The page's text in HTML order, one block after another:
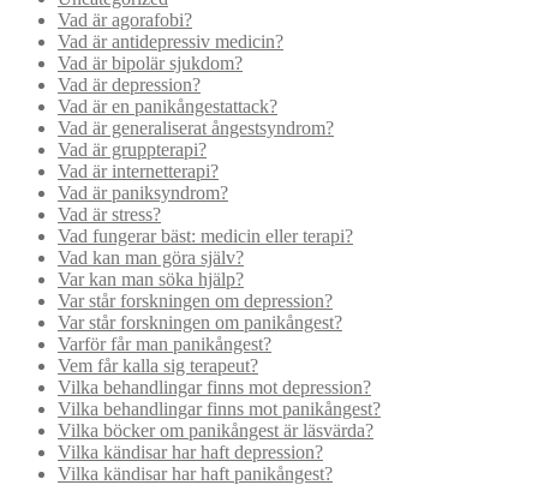
Vad är agorafobi?
Vad är antidepressiv medicin?
Vad är bipolär sjukdom?
Vad är depression?
Vad är en panikångestattack?
Vad är generaliserat ångestsyndrom?
Vad är gruppterapi?
Vad är internetterapi?
Vad är paniksyndrom?
Vad är stress?
Vad fungerar bäst: medicin eller terapi?
Vad kan man göra själv?
Var kan man söka hjälp?
Var står forskningen om depression?
Var står forskningen om panikångest?
Varför får man panikångest?
Vem får kalla sig terapeut?
Vilka behandlingar finns mot depression?
Vilka behandlingar finns mot panikångest?
Vilka böcker om panikångest är läsvärda?
Vilka kändisar har haft depression?
Vilka kändisar har haft panikångest?